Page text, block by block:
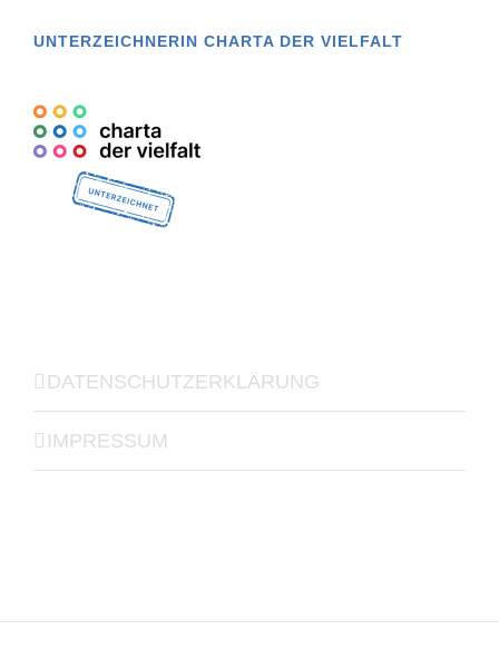
UNTERZEICHNERIN CHARTA DER VIELFALT
DATENSCHUTZERKLÄRUNG
IMPRESSUM